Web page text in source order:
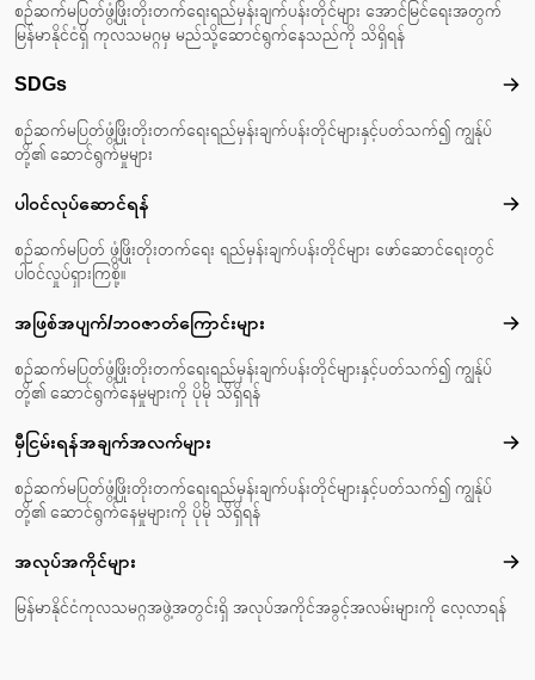
စဉ်ဆက်မပြတ်ဖွံ့ဖြိုးတိုးတက်ရေးရည်မှန်းချက်ပန်းတိုင်များ အောင်မြင်ရေးအတွက်
မြန်မာနိုင်ငံရှိ ကုလသမဂ္ဂမှ မည်သို့ဆောင်ရွက်နေသည်ကို သိရှိရန်
SDGs
စဉ်ဆက်မပြတ်ဖွံ့ဖြိုးတိုးတက်ရေးရည်မှန်းချက်ပန်းတိုင်များနှင့်ပတ်သက်၍ ကျွန်ုပ်
တို့၏ ဆောင်ရွက်မှုများ
ပါဝင်လုပ်ဆောင်ရန် ပါ
စဉ်ဆက်မပြတ် ဖွံ့ဖြိုးတိုးတက်ရေး ရည်မှန်းချက်ပန်းတိုင်များ ဖော်ဆောင်ရေးတွင်
ပါဝင်လှုပ်ရှားကြစို့။
အဖြစ်အပျက်/ဘဝဇာတ်‌ကြောင်းများ အဖ
စဉ်ဆက်မပြတ်ဖွံ့ဖြိုးတိုးတက်ရေးရည်မှန်းချက်ပန်းတိုင်များနှင့်ပတ်သက်၍ ကျွန်ုပ်
တို့၏ ဆောင်ရွက်နေမှုများကို ပိုမို သိရှိရန်
မှီငြမ်းရန်အချက်အလက်များ မှီင
စဉ်ဆက်မပြတ်ဖွံ့ဖြိုးတိုးတက်ရေးရည်မှန်းချက်ပန်းတိုင်များနှင့်ပတ်သက်၍ ကျွန်ုပ်
တို့၏ ဆောင်ရွက်နေမှုများကို ပိုမို သိရှိရန်
အလုပ်အကိုင်များ အလု
မြန်မာနိုင်ငံကုလသမဂ္ဂအဖွဲ့အတွင်းရှိ အလုပ်အကိုင်အခွင့်အလမ်းများကို လေ့လာရန်